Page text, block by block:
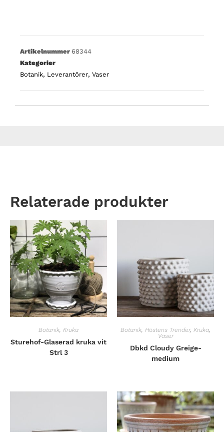
Artikelnummer 68344
Kategorier
Botanik, Leverantörer, Vaser
Relaterade produkter
Botanik Kruka
Sturehof-Glaserad kruka vit
Strl 3
Botanik Höstens Trender, Kruka
Vaser
Dbkd Cloudy Greige-
medium